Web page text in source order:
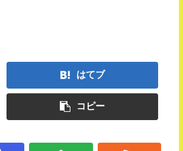
はてブ
コピー